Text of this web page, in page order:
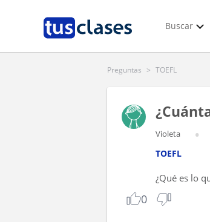
Buscar
Preguntas > TOEFL
Violeta
TOEFL
¿Qué es lo
0